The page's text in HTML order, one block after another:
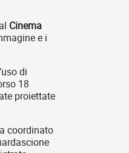
al Cinema
e i
di
18
proiettate
coordinato